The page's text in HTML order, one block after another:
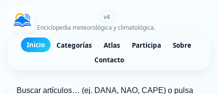
v4
Enciclopedia meteorológica y climatológica.
Inicio Categorías Atlas Participa
Sobre
Contacto